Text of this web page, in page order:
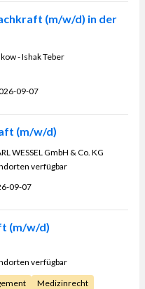
(m/w/d) in der
- Ishak Teber
09-07
(m/w/d)
WESSEL GmbH & Co. KG
verfügbar
09-07
(m/w/d)
verfügbar
Medizinrecht